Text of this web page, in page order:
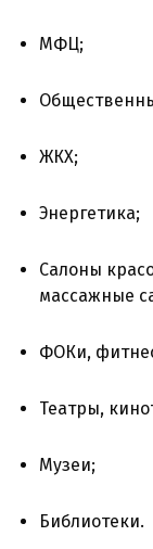
МФЦ;
ЖКХ;
Энергетика;
Салоны
массажные
ФОКи,
Театры,
Музеи;
Библиотеки.